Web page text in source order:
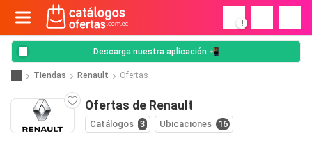
!
Descarga nuestra aplicación 📲
Tiendas Renault Ofertas
Ofertas de Renault
Catálogos 3 Ubicaciones 16